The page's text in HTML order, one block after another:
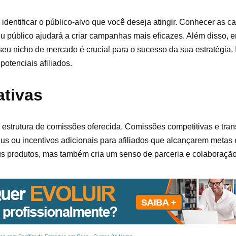
o público-alvo que você deseja atingir. Conhecer as
público ajudará a criar campanhas mais eficazes. Além disso,
nicho de mercado é crucial para o sucesso da sua estratégia.
afiliados.
de comissões oferecida. Comissões competitivas e
ou incentivos adicionais para afiliados que alcançarem metas
produtos, mas também cria um senso de parceria e